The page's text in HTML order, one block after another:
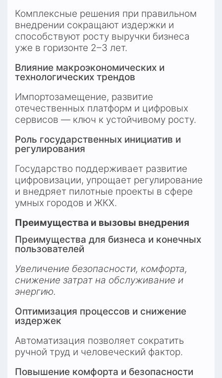
Комплексные решения при правильном
внедрении сокращают издержки и
способствуют росту выручки бизнеса
уже в горизонте 2–3 лет.
Влияние макроэкономических и
технологических трендов
Импортозамещение, развитие
отечественных платформ и цифровых
сервисов — ключ к устойчивому росту.
Роль государственных инициатив и
регулирования
Государство поддерживает развитие
цифровизации, упрощает регулирование
и внедряет пилотные проекты в сфере
умных городов и ЖКХ.
Преимущества и вызовы внедрения
Преимущества для бизнеса и конечных
пользователей
Увеличение безопасности, комфорта,
снижение затрат на обслуживание и
энергию.
Оптимизация процессов и снижение
издержек
Автоматизация позволяет сократить
ручной труд и человеческий фактор.
Повышение комфорта и безопасности